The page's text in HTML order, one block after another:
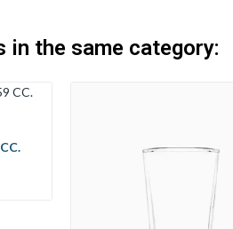
in the same category: